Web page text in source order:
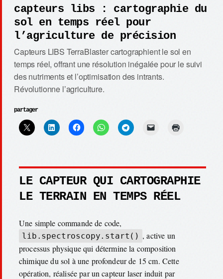
capteurs libs : cartographie du
sol en temps réel pour
l’agriculture de précision
Capteurs LIBS TerraBlaster cartographient le sol en
temps réel, offrant une résolution inégalée pour le suivi
des nutriments et l’optimisation des intrants.
Révolutionne l’agriculture.
partager
LE CAPTEUR QUI CARTOGRAPHIE
LE TERRAIN EN TEMPS RÉEL
Une simple commande de code,
lib.spectroscopy.start() , active un
processus physique qui détermine la composition
chimique du sol à une profondeur de 15 cm. Cette
opération, réalisée par un capteur laser induit par